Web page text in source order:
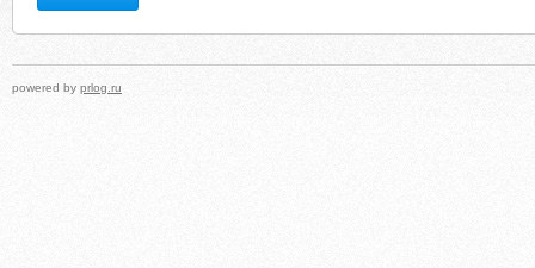
powered by prlog.ru